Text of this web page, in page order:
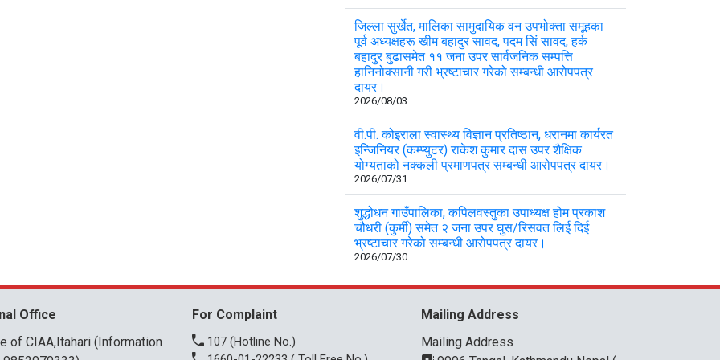
जिल्ला सुर्खेत, मालिका सामुदायिक वन उपभोक्ता समूहका
पूर्व अध्यक्षहरू खीम बहादुर सावद, पदम सिं सावद, हर्क
बहादुर बुढासमेत ११ जना उपर सार्वजनिक सम्पत्ति
हानिनोक्सानी गरी भ्रष्टाचार गरेको सम्बन्धी आरोपपत्र
दायर।
2026/08/03
वी.पी. कोइराला स्वास्थ्य विज्ञान प्रतिष्ठान, धरानमा कार्यरत
इन्जिनियर (कम्प्युटर) राकेश कुमार दास उपर शैक्षिक
योग्यताको नक्कली प्रमाणपत्र सम्बन्धी आरोपपत्र दायर।
2026/07/31
शुद्धोधन गाउँपालिका, कपिलवस्तुका उपाध्यक्ष होम प्रकाश
चौधरी (कुर्मी) समेत २ जना उपर घुस/रिसवत लिई दिई
भ्रष्टाचार गरेको सम्बन्धी आरोपपत्र दायर।
2026/07/30
Office
of CIAA,Itahari (Information
For Complaint
107 (Hotline No.)
Mailing Address
Mailing Address